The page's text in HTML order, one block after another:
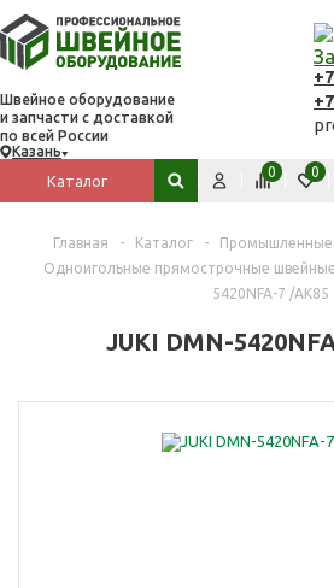
Швейное оборудование
и запчасти с доставкой
по всей России
Казань
Каталог
Поиск по сайту
Сравнить
0 0
Главная - Каталог -
Одноигольные прямострочные
5420NFA-7 /AK85
JUKI DMN-